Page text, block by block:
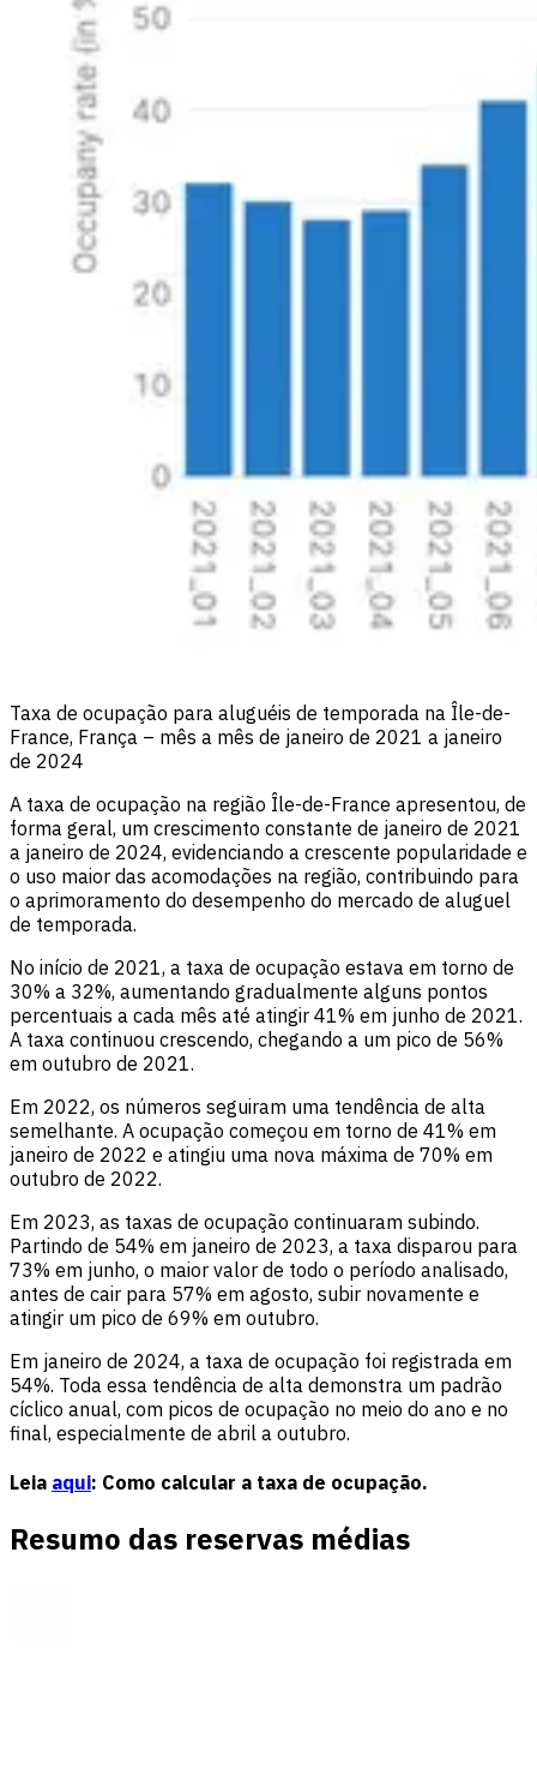
Taxa de ocupação para aluguéis de temporada na Île-de-
France, França – mês a mês de janeiro de 2021 a janeiro
de 2024
A taxa de ocupação na região Île-de-France apresentou, de
forma geral, um crescimento constante de janeiro de 2021
a janeiro de 2024, evidenciando a crescente popularidade e
o uso maior das acomodações na região, contribuindo para
o aprimoramento do desempenho do mercado de aluguel
de temporada.
No início de 2021, a taxa de ocupação estava em torno de
30% a 32%, aumentando gradualmente alguns pontos
percentuais a cada mês até atingir 41% em junho de 2021.
A taxa continuou crescendo, chegando a um pico de 56%
em outubro de 2021.
Em 2022, os números seguiram uma tendência de alta
semelhante. A ocupação começou em torno de 41% em
janeiro de 2022 e atingiu uma nova máxima de 70% em
outubro de 2022.
Em 2023, as taxas de ocupação continuaram subindo.
Partindo de 54% em janeiro de 2023, a taxa disparou para
73% em junho, o maior valor de todo o período analisado,
antes de cair para 57% em agosto, subir novamente e
atingir um pico de 69% em outubro.
Em janeiro de 2024, a taxa de ocupação foi registrada em
54%. Toda essa tendência de alta demonstra um padrão
cíclico anual, com picos de ocupação no meio do ano e no
final, especialmente de abril a outubro.
Leia aqui: Como calcular a taxa de ocupação.
Resumo das reservas médias